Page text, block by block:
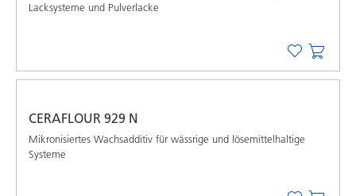
Lacksysteme und Pulverlacke
CERAFLOUR 929 N
Mikronisiertes Wachsadditiv für wässrige und lösemittelhaltige
Systeme